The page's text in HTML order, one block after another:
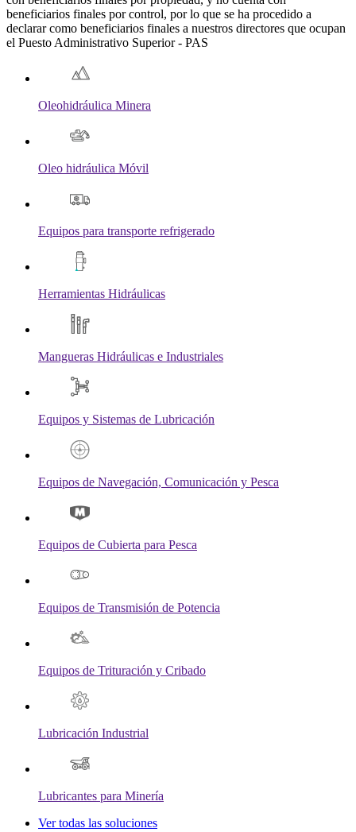
beneficiarios finales por control, por lo que se ha procedido a
declarar como beneficiarios finales a nuestros directores que ocupan
el Puesto Administrativo Superior - PAS
Oleohidráulica Minera
Oleo hidráulica Móvil
Equipos para transporte refrigerado
Herramientas Hidráulicas
Mangueras Hidráulicas e Industriales
Equipos y Sistemas de Lubricación
Equipos de Navegación, Comunicación y Pesca
Equipos de Cubierta para Pesca
Equipos de Transmisión de Potencia
Equipos de Trituración y Cribado
Lubricación Industrial
Lubricantes para Minería
Ver todas las soluciones